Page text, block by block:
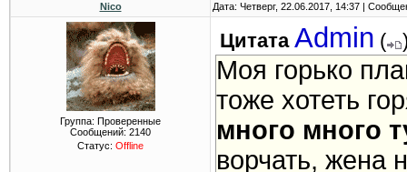
Nico Дата: Четверг, 22.06.2017, 14:37 |
Группа: Проверенные
Сообщений: 2140
Статус: Offline
Цитата Admin (
Моя горько
тоже хотеть
много много
ворчать, жена